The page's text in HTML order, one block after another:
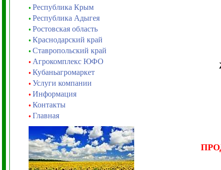
• Республика Крым
• Республика Адыгея
• Ростовская область
• Краснодарский край
• Ставропольский край
• Агрокомплекс ЮФО
• Кубаньагромаркет
• Услуги компании
• Информация
• Контакты
• Главная